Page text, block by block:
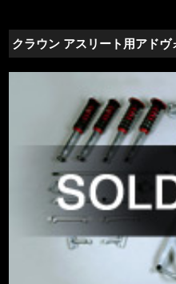
クラウン アスリート用アドヴ